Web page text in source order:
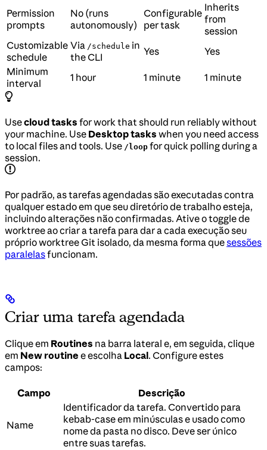
Permission
prompts
No (runs
autonomously)
Configurable
per task
Inherits
from
session
Customizable
schedule
Via /schedule in
the CLI
Yes
Yes
Minimum
interval
1 hour 1 minute 1 minute
Usecloud tasks for work that should run reliably without
your machine. Use Desktop tasks when you need access
to local files and tools. Use /loop for quick polling during a
session.
Por padrão, as tarefas agendadas são executadas contra
qualquer estado em que seu diretório de trabalho esteja,
incluindo alterações não confirmadas. Ative o toggle de
worktree ao criar a tarefa para dar a cada execução seu
próprio worktree Git isolado, da mesma forma quesessões
paralelasfuncionam.
Criar uma tarefa agendada
Clique em Routines na barra lateral e, em seguida, clique
em New routine e escolha Local. Configure estes
campos:
Campo Descrição
Name
Identificador da tarefa. Convertido para
kebab-case em minúsculas e usado como
nome da pasta no disco. Deve ser único
entre suas tarefas.